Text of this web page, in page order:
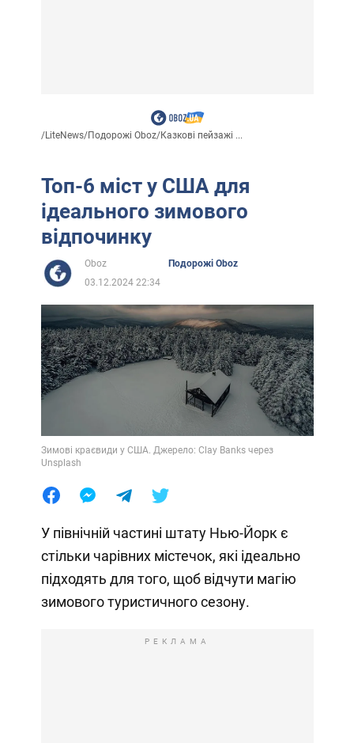
/LiteNews/Подорожі Oboz/Казкові пейзажі ...
Топ-6 міст у США для
ідеального зимового
відпочинку
Oboz
Подорожі Oboz
03.12.2024 22:34
Зимові краєвиди у США. Джерело: Clay Banks через
Unsplash
У північній частині штату Нью-Йорк є
стільки чарівних містечок, які ідеально
підходять для того, щоб відчути магію
зимового туристичного сезону.
РЕКЛАМА